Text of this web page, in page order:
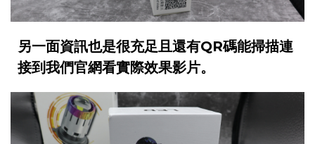
另一面資訊也是很充足且還有QR碼能掃描連
接到我們官網看實際效果影片。